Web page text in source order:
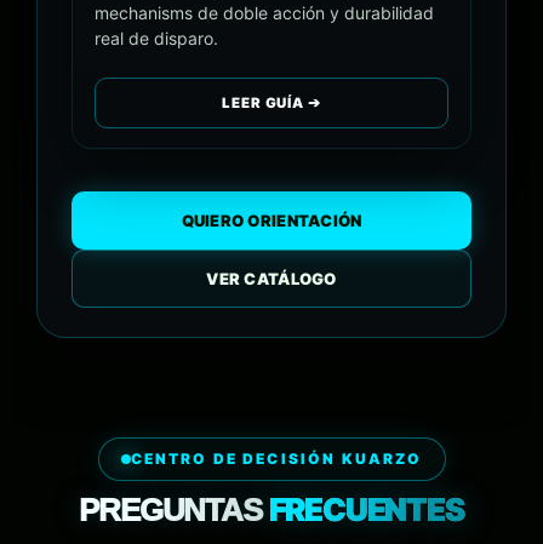
mechanisms de doble acción y durabilidad
real de disparo.
LEER GUÍA ➔
QUIERO ORIENTACIÓN
VER CATÁLOGO
CENTRO DE DECISIÓN KUARZO
PREGUNTASFRECUENTES